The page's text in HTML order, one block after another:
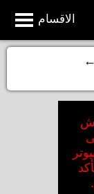
الاقسام
←